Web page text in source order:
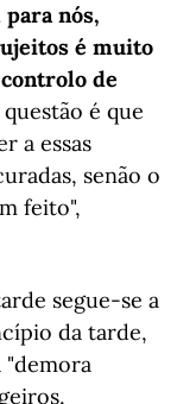
nós,
é muito
de
questão é que
a essas
senão o
feito",
segue-se a
da tarde,
"demora